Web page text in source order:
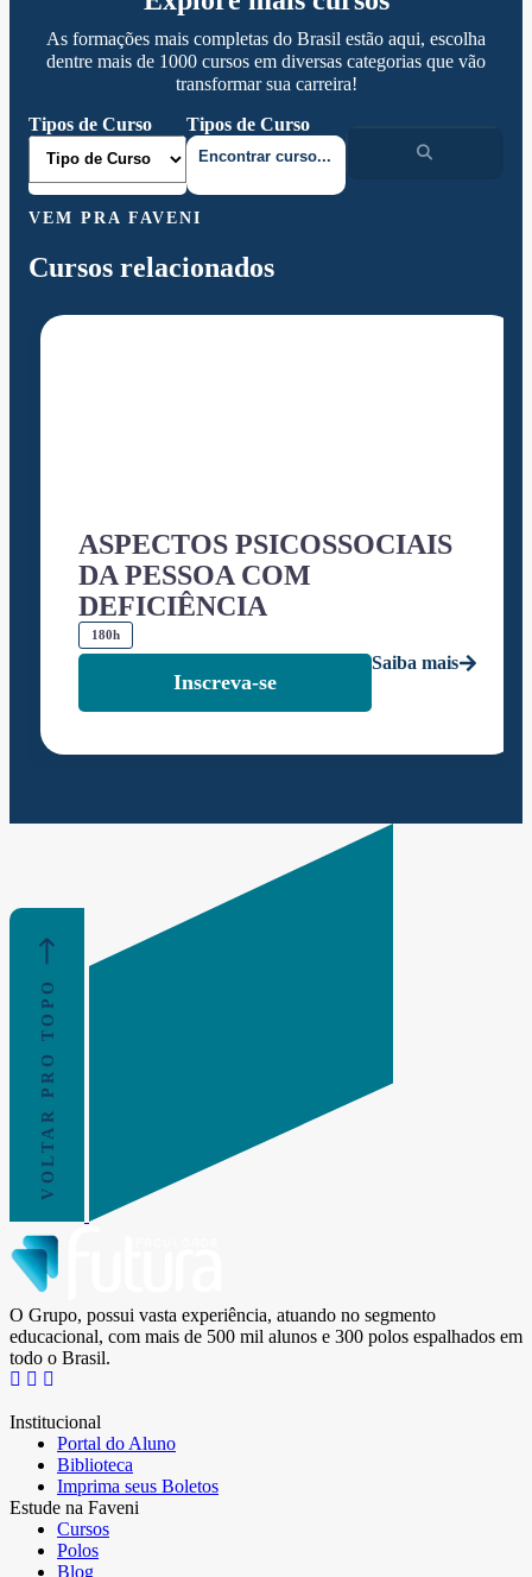
As formações mais completas do Brasil estão aqui, escolha
dentre mais de 1000 cursos em diversas categorias que vão
transformar sua carreira!
Tipos de Curso
Tipos de Curso
VEM PRA FAVENI
Cursos relacionados
ASPECTOS PSICOSSOCIAIS
DA PESSOA COM
DEFICIÊNCIA
180h
Inscreva-se
Saiba mais
VOLTAR PRO TOPO
O Grupo, possui vasta experiência, atuando no segmento
educacional, com mais de 500 mil alunos e 300 polos espalhados em
todo o Brasil.
Institucional
Portal do Aluno
Biblioteca
Imprima seus Boletos
Estude na Faveni
Cursos
Polos
Blog